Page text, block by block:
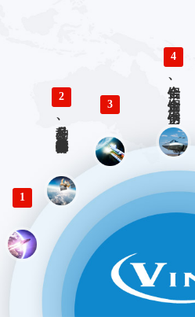
1
2
多品种、小批量精密仪器零部件加工
3
4
铝合金、铜合金、不锈钢、钛合金零件精密加工